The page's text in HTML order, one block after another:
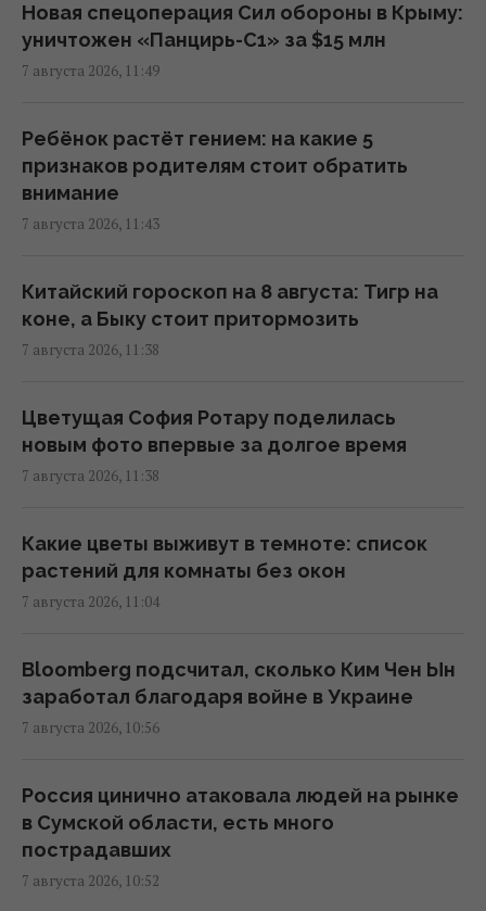
Помидоры покраснеют мгновенно: чем
полить кусты для быстрого созревания
11:45 пятница, 07 августа 2026
Испания отчеканила памятную серебряную
монету в честь триумфа сборной по
футболу (фото)
11:42 пятница, 07 августа 2026
687 тысяч солнечных панелей помогли
городу пережить три урагана
11:42 пятница, 07 августа 2026
Конкурент для iPhone 17e: новый
"народный" смартфон Samsung показали
во всех цветах
Более трети поляков недовольны
реакцией властей на инцидент с
11:39 пятница, 07 августа 2026
Российская элита боится ФСБ, которая все
Bloomberg
11:26 пятница, 07 августа 2026
Как избежать штрафа за превышение норм
Новая спецоперация Сил обороны в Крыму:
уничтожен «Панцирь-С1» за $15 млн
7 августа 2026, 11:49
Ребёнок растёт гением: на какие 5
признаков родителям стоит обратить
внимание
7 августа 2026, 11:43
Китайский гороскоп на 8 августа: Тигр на
коне, а Быку стоит притормозить
7 августа 2026, 11:38
Цветущая София Ротару поделилась
новым фото впервые за долгое время
7 августа 2026, 11:38
Какие цветы выживут в темноте: список
растений для комнаты без окон
7 августа 2026, 11:04
Bloomberg подсчитал, сколько Ким Чен Ын
заработал благодаря войне в Украине
7 августа 2026, 10:56
Россия цинично атаковала людей на рынке
в Сумской области, есть много
пострадавших
7 августа 2026, 10:52